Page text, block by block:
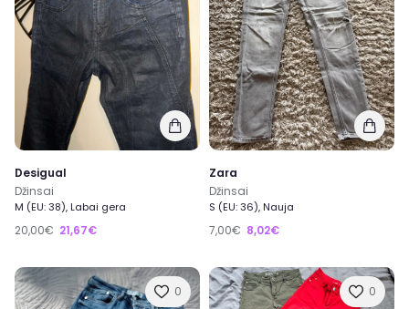
Desigual
Džinsai
M (EU: 38), Labai gera
20,00€ 21,67€
Zara
Džinsai
S (EU: 36), Nauja
7,00€ 8,02€
0 0